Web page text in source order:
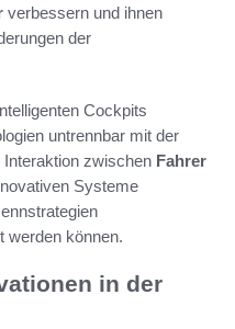
verbessern und ihnen
der
Cockpits
untrennbar mit der
zwischen Fahrer
Systeme
werden können.
in der